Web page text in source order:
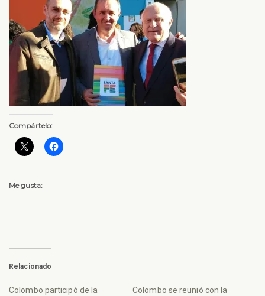
Compártelo:
Me gusta:
Relacionado
Colombo participó de la
Colombo se reunió con la